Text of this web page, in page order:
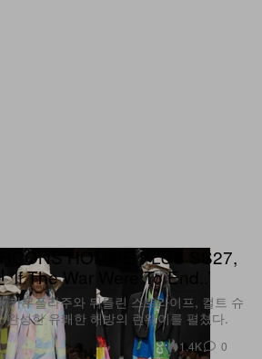
‘If The War Were To End..’
카무플라주와 뒤틀린 스트라이프, 컬트 슈
완성한 유쾌한 해방의 런웨이를 펼쳤다.
1.4K 0